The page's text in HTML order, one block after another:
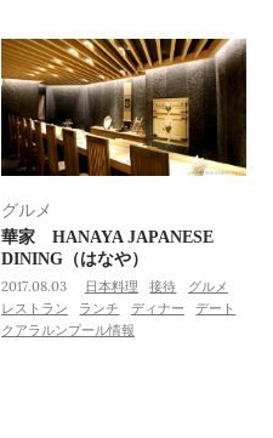
グルメ
華家 HANAYA JAPANESE
DINING（はなや）
2017.08.03 日本料理 接待
グルメ
レストラン
ランチ ディナー
デート
クアラルンプール情報